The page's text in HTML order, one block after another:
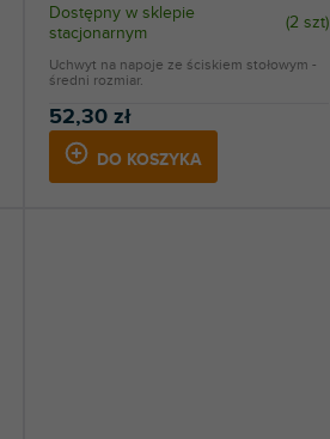
Dostępny w sklepie
stacjonarnym
(2 szt)
52,30 zł
DO KOSZYKA
Uchwyt na napoje ze ściskiem stołowym -
średni rozmiar.